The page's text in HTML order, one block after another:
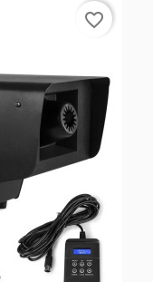
favorite_border